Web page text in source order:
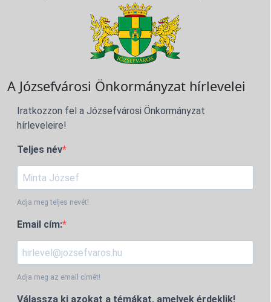
A Józsefvárosi Önkormányzat hírlevelei
Iratkozzon fel a Józsefvárosi Önkormányzat
hírleveleire!
Teljes név
Adja meg teljes nevét!
Email cím:
Adja meg az email címét!
Válassza ki azokat a témákat, amelyek érdeklik!